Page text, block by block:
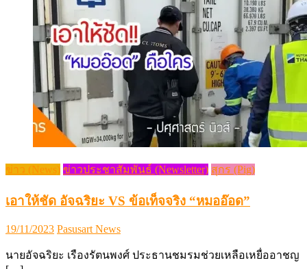
ข่าว (News) ข่าวประชาสัมพันธ์ (Newsletter) สุกร (Pig)
เอาให้ชัด อัจฉริยะ VS ข้อเท็จจริง “หมออ๊อด”
Posted
19/11/2023 Author
Pasusart News
นายอัจฉริยะ เรืองรัตนพงศ์ ประธานชมรมช่วยเหลือเหยื่ออาชญ